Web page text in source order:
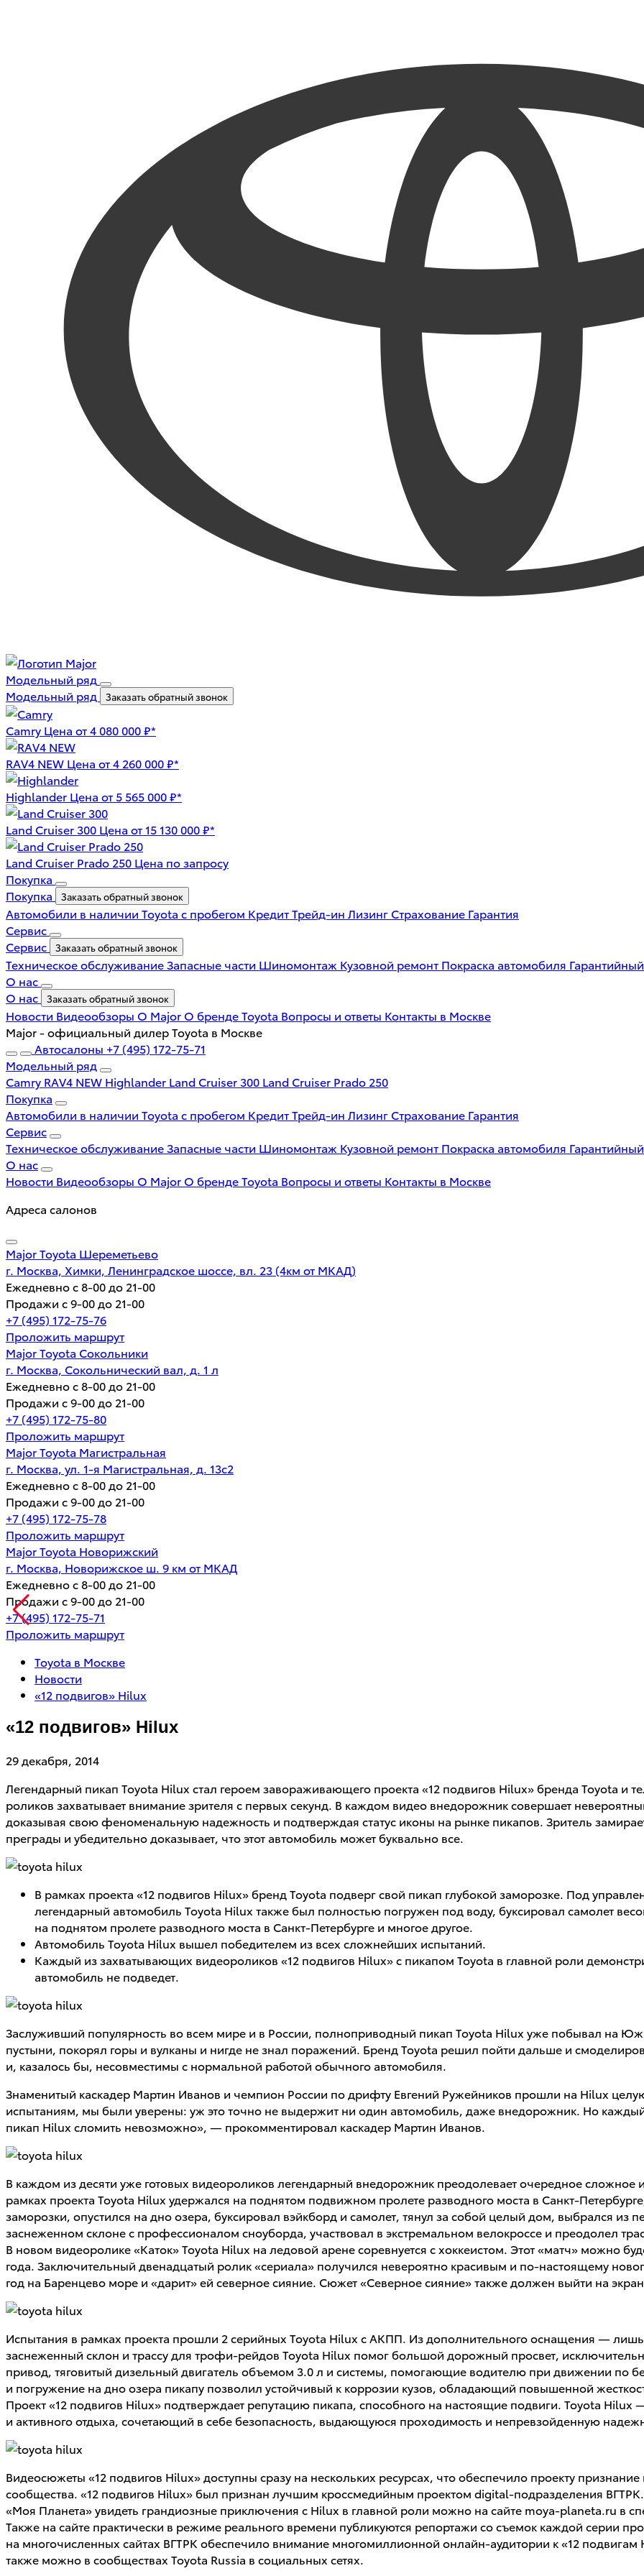
Модельный ряд
Модельный ряд
Заказать обратный звонок
Camry Цена от 4 080 000 ₽*
RAV4 NEW Цена от 4 260 000 ₽*
Highlander Цена от 5 565 000 ₽*
Land Cruiser 300 Цена от 15 130 000 ₽*
Land Cruiser Prado 250 Цена по запросу
Покупка
Покупка
Заказать обратный звонок
Автомобили в наличии Toyota с пробегом КредитТрейд-ин Лизинг Страхование Гарантия
Сервис
Сервис
Заказать обратный звонок
Техническое обслуживаниеЗапасные части Шиномонтаж Кузовной ремонт Покраска автомобиля
О нас
О нас
Заказать обратный звонок
Новости Видеообзоры О Major О бренде Toyota Вопросы и ответы Контакты в Москве
Major - официальный дилер Toyota в Москве
Автосалоны +7 (495) 172-75-71
Модельный ряд
Camry RAV4 NEW Highlander Land Cruiser 300 Land Cruiser Prado 250
Покупка
Автомобили в наличии Toyota с пробегом КредитТрейд-ин Лизинг Страхование Гарантия
Сервис
Техническое обслуживаниеЗапасные части Шиномонтаж Кузовной ремонт Покраска автомобиля
О нас
Новости Видеообзоры О Major О бренде Toyota Вопросы и ответы Контакты в Москве
Адреса салонов
Major Toyota Шереметьево
г. Москва, Химки, Ленинградское шоссе, вл. 23 (4км от МКАД)
Ежедневно с 8-00 до 21-00
Продажи с 9-00 до 21-00
+7 (495) 172-75-76
Проложить маршрут
Major Toyota Сокольники
г. Москва, Сокольнический вал, д. 1 л
Ежедневно с 8-00 до 21-00
Продажи с 9-00 до 21-00
+7 (495) 172-75-80
Проложить маршрут
Major Toyota Магистральная
г. Москва, ул. 1-я Магистральная, д. 13с2
Ежедневно с 8-00 до 21-00
Продажи с 9-00 до 21-00
+7 (495) 172-75-78
Проложить маршрут
Major Toyota Новорижский
г. Москва, Новорижское ш. 9 км от МКАД
Ежедневно с 8-00 до 21-00
Продажи с 9-00 до 21-00
+7 (495) 172-75-71
Проложить маршрут
Toyota в Москве
Новости
«12 подвигов» Hilux
«12 подвигов» Hilux
29 декабря, 2014
Легендарный пикап Toyota Hilux стал героем завораживающего проекта «12 подвигов Hilux» бренда Toyota и
роликов захватывает внимание зрителя с первых секунд. В каждом видео внедорожник совершает
доказывая свою феноменальную надежность и подтверждая статус иконы на рынке пикапов. Зритель
преграды и убедительно доказывает, что этот автомобиль может буквально все.
В рамках проекта «12 подвигов Hilux» бренд Toyota подверг свой пикап глубокой заморозке. Под
легендарный автомобиль Toyota Hilux также был полностью погружен под воду, буксировал самолет
на поднятом пролете разводного моста в Санкт-Петербурге и многое другое.
Автомобиль Toyota Hilux вышел победителем из всех сложнейших испытаний.
Каждый из захватывающих видеороликов «12 подвигов Hilux» с пикапом Toyota в главной роли
автомобиль не подведет.
Заслуживший популярность во всем мире и в России, полноприводный пикап Toyota Hilux уже побывал на
пустыни, покорял горы и вулканы и нигде не знал поражений. Бренд Toyota решил пойти дальше и
и, казалось бы, несовместимы с нормальной работой обычного автомобиля.
Знаменитый каскадер Мартин Иванов и чемпион России по дрифту Евгений Ружейников прошли на Hilux
испытаниям, мы были уверены: уж это точно не выдержит ни один автомобиль, даже внедорожник. Но
пикап Hilux сломить невозможно», — прокомментировал каскадер Мартин Иванов.
В каждом из десяти уже готовых видеороликов легендарный внедорожник преодолевает очередное сложное
рамках проекта Toyota Hilux удержался на поднятом подвижном пролете разводного моста в Санкт-
заморозки, опустился на дно озера, буксировал вэйкборд и самолет, тянул за собой целый дом, выбрался из
заснеженном склоне с профессионалом сноуборда, участвовал в экстремальном велокроссе и преодолел
В новом видеоролике «Каток» Toyota Hilux на ледовой арене соревнуется с хоккеистом. Этот «матч» можно
года. Заключительный двенадцатый ролик «сериала» получился невероятно красивым и по-настоящему
год на Баренцево море и «дарит» ей северное сияние. Сюжет «Северное сияние» также должен выйти на
Испытания в рамках проекта прошли 2 серийных Toyota Hilux с АКПП. Из дополнительного оснащения —
заснеженный склон и трассу для трофи-рейдов Toyota Hilux помог большой дорожный просвет,
привод, тяговитый дизельный двигатель объемом 3.0 л и системы, помогающие водителю при движении по
и погружение на дно озера пикапу позволил устойчивый к коррозии кузов, обладающий повышенной
Проект «12 подвигов Hilux» подтверждает репутацию пикапа, способного на настоящие подвиги. Toyota
и активного отдыха, сочетающий в себе безопасность, выдающуюся проходимость и непревзойденную
Видеосюжеты «12 подвигов Hilux» доступны сразу на нескольких ресурсах, что обеспечило проекту
сообщества. «12 подвигов Hilux» был признан лучшим кроссмедийным проектом digital-подразделения
«Моя Планета» увидеть грандиозные приключения с Hilux в главной роли можно на сайте moya-planeta.ru в
Также на сайте практически в режиме реального времени публикуются репортажи со съемок каждой серии
на многочисленных сайтах ВГТРК обеспечило внимание многомиллионной онлайн-аудитории к «12
также можно в сообществах Toyota Russia в социальных сетях.